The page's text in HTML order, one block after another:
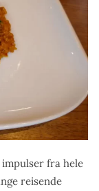
fra hele
reisende